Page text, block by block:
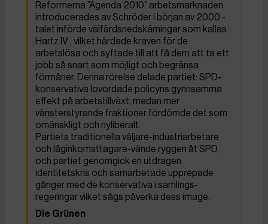
Reformerna ”Agenda 2010” arbetsmarknaden
introducerades av Schröder i början av 2000 -
talet införde välfärdsnedskärningar som kallas
Hartz IV , vilket härdade kraven för de
arbetslösa och syftade till att få dem att ta ett
jobb så snart som möjligt och begränsa
förmåner. Denna rörelse delade partiet: SPD-
konservativa lovordade policyns gynnsamma
effekt på arbetstillväxt, medan mer
vänsterstyrande fraktioner fördömde det som
omänskligt och nyliberalt.
Partiets traditionella väljare-industriarbetare
och låginkomsttagare-vände ryggen åt SPD,
och partiet genomgick en utdragen
identitetskris och samarbetade upprepade
gånger med de konservativa i samlings-
regeringar vilket sågs påverka dess image.
Die Grünen